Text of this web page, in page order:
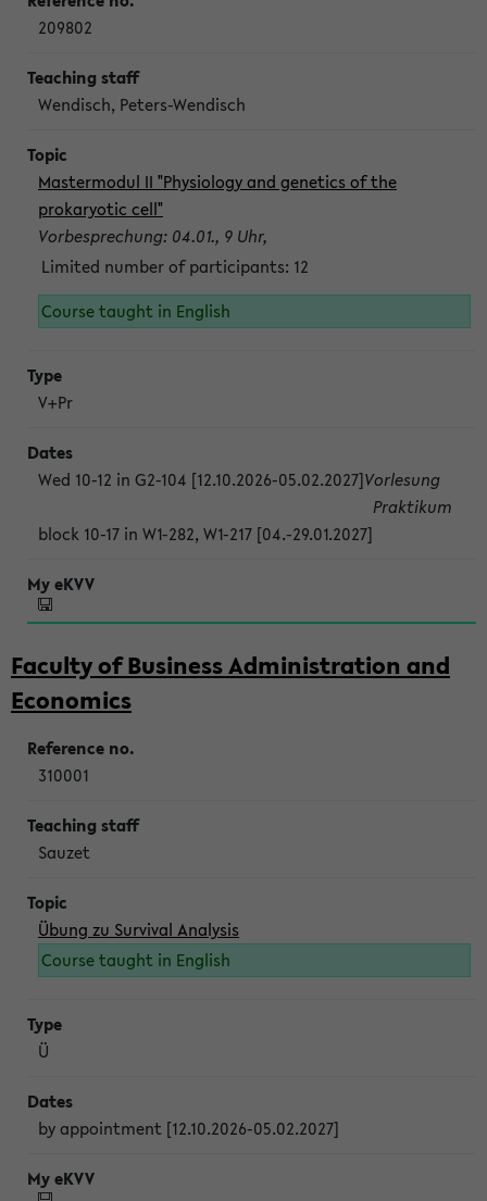
209802
Wendisch, Peters-Wendisch
Mastermodul II "Physiology and genetics of the
prokaryotic cell"
Vorbesprechung: 04.01., 9 Uhr,
Limited number of participants: 12
Course taught in English
V+Pr
Wed 10-12 in G2-104 [12.10.2026-05.02.2027]Vorlesung
block 10-17 in W1-282, W1-217 [04.-29.01.2027]
Praktikum
Faculty of Business Administration and
Economics
310001
Sauzet
Übung zu Survival Analysis
Course taught in English
Ü
by appointment [12.10.2026-05.02.2027]